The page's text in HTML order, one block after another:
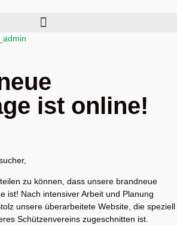
ist online!
zu können, dass unsere brandneue
ist! Nach intensiver Arbeit und Planung
unsere überarbeitete Website, die speziell
Schützenvereins zugeschnitten ist.